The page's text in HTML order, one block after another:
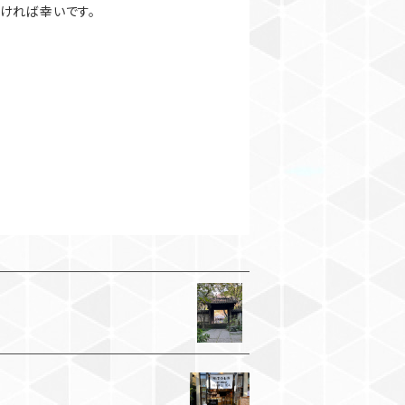
れば幸いです。